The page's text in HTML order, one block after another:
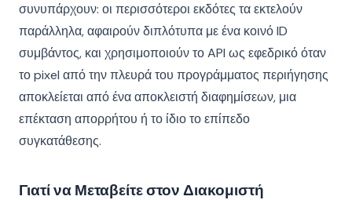
συνυπάρχουν: οι περισσότεροι εκδότες τα εκτελούν
παράλληλα, αφαιρούν διπλότυπα με ένα κοινό ID
συμβάντος, και χρησιμοποιούν το API ως εφεδρικό όταν
το pixel από την πλευρά του προγράμματος περιήγησης
αποκλείεται από ένα αποκλειστή διαφημίσεων, μια
επέκταση απορρήτου ή το ίδιο το επίπεδο
συγκατάθεσης.
Γιατί να Μεταβείτε στον Διακομιστή